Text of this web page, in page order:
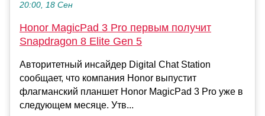
20:00, 18 Сен
Honor MagicPad 3 Pro первым получит
Snapdragon 8 Elite Gen 5
Авторитетный инсайдер Digital Chat Station
сообщает, что компания Honor выпустит
флагманский планшет Honor MagicPad 3 Pro уже в
следующем месяце. Утв...